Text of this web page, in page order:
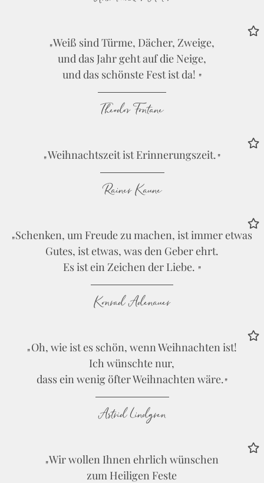
Weiß sind Türme, Dächer, Zweige,
und das Jahr geht auf die Neige,
und das schönste Fest ist da!
Theodor Fontane
Weihnachtszeit ist Erinnerungszeit.
Rainer Kaune
Schenken, um Freude zu machen, ist immer etwas
Gutes, ist etwas, was den Geber ehrt.
Es ist ein Zeichen der Liebe.
Konrad Adenauer
Oh, wie ist es schön, wenn Weihnachten ist!
Ich wünschte nur,
dass ein wenig öfter Weihnachten wäre.
Astrid Lindgren
Wir wollen Ihnen ehrlich wünschen
zum Heiligen Feste